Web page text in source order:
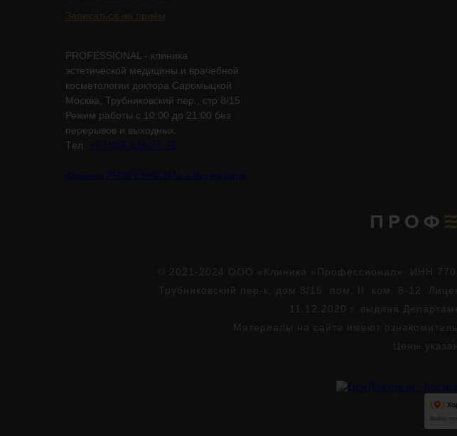
Записаться на приём
PROFESSIONAL - клиника
эстетической медицины и врачебной
косметологии доктора Саромыцкой
Москва, Трубниковский пер., стр 8/15
Режим работы с 10:00 до 21:00 без
перерывов и выходных.
Tел. +7 (499) 938-45-75
Клиника PROFESSIONAL в Волгограде
© 2021-2024 ООО «Клиника «Профессионал». ИНН
Трубниковский пер-к, дом 8/15, пом. II, ком. 8-12.
11.12.2020 г. выдана
Материалы на сайте имеют
Цены